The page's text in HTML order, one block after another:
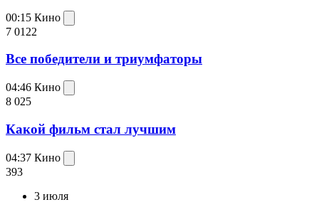
00:15 Кино
7 0122
Все победители и триумфаторы
04:46 Кино
8 025
Какой фильм стал лучшим
04:37 Кино
393
3 июля